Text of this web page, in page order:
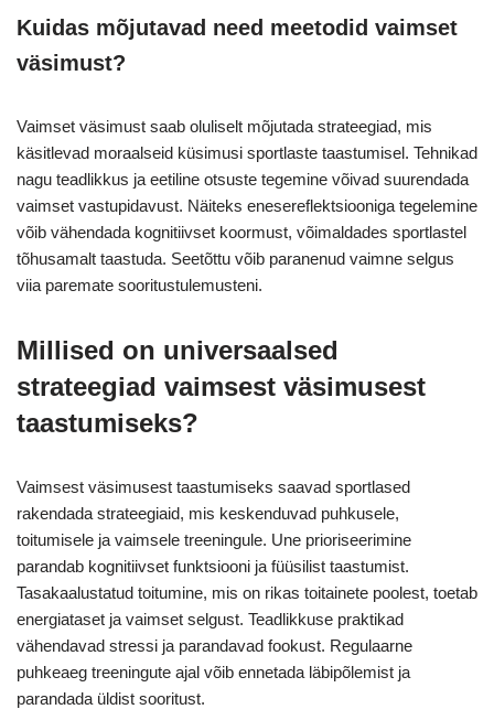
Kuidas mõjutavad need meetodid vaimset
väsimust?
Vaimset väsimust saab oluliselt mõjutada strateegiad, mis
käsitlevad moraalseid küsimusi sportlaste taastumisel. Tehnikad
nagu teadlikkus ja eetiline otsuste tegemine võivad suurendada
vaimset vastupidavust. Näiteks enesereflektsiooniga tegelemine
võib vähendada kognitiivset koormust, võimaldades sportlastel
tõhusamalt taastuda. Seetõttu võib paranenud vaimne selgus
viia paremate sooritustulemusteni.
Millised on universaalsed
strateegiad vaimsest väsimusest
taastumiseks?
Vaimsest väsimusest taastumiseks saavad sportlased
rakendada strateegiaid, mis keskenduvad puhkusele,
toitumisele ja vaimsele treeningule. Une prioriseerimine
parandab kognitiivset funktsiooni ja füüsilist taastumist.
Tasakaalustatud toitumine, mis on rikas toitainete poolest, toetab
energiataset ja vaimset selgust. Teadlikkuse praktikad
vähendavad stressi ja parandavad fookust. Regulaarne
puhkeaeg treeningute ajal võib ennetada läbipõlemist ja
parandada üldist sooritust.